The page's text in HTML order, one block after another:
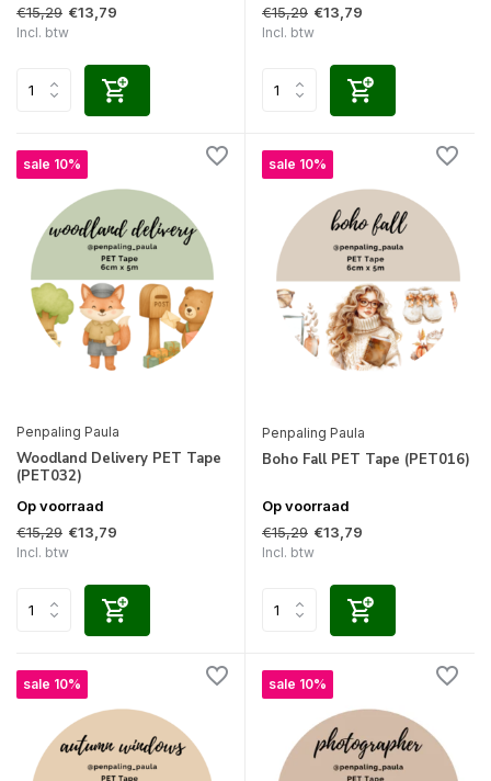
€15,29 €13,79
Incl. btw
€15,29 €13,79
Incl. btw
sale 10%
Penpaling Paula
Woodland Delivery PET Tape
(PET032)
Op voorraad
€15,29 €13,79
Incl. btw
sale 10%
Penpaling Paula
Boho Fall PET Tape (PET016)
Op voorraad
€15,29 €13,79
Incl. btw
sale 10% sale 10%